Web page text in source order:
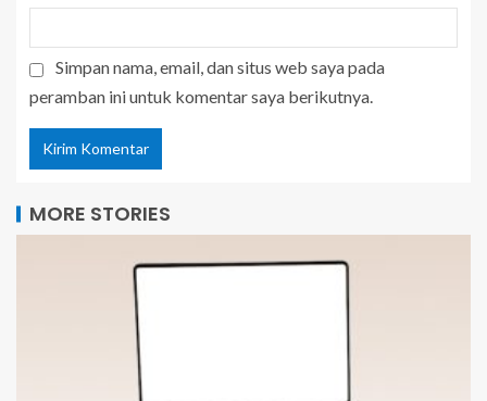
Simpan nama, email, dan situs web saya pada
peramban ini untuk komentar saya berikutnya.
MORE STORIES